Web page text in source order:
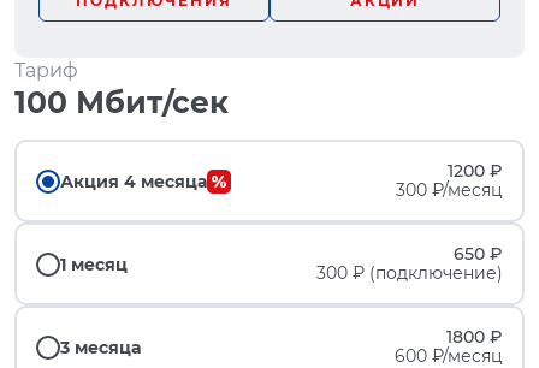
Тариф
100 Мбит/сек
Акция 4 месяца
1200 ₽
300 ₽/месяц
1 месяц
650 ₽
300 ₽ (подключение)
3 месяца
1800 ₽
600 ₽/месяц